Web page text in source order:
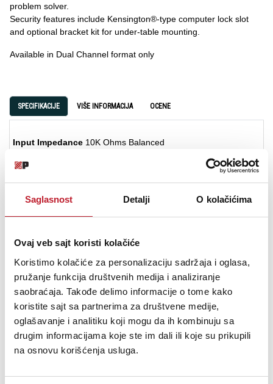
Saglasnost Detalji O kolačićima
Ovaj veb sajt koristi kolačiće
Koristimo kolačiće za personalizaciju sadržaja i oglasa,
pružanje funkcija društvenih medija i analiziranje
saobraćaja. Takođe delimo informacije o tome kako
koristite sajt sa partnerima za društvene medije,
oglašavanje i analitiku koji mogu da ih kombinuju sa
drugim informacijama koje ste im dali ili koje su prikupili
na osnovu korišćenja usluga.
problem solver.
Security features include Kensington®-type computer lock slot
and optional bracket kit for under-table mounting.
Available in Dual Channel format only
SPECIFIKACIJE VIŠE INFORMACIJA OCENE
Input Impedance 10K Ohms Balanced
Output Impedance
Input Connector
3 pin female XLR, wired Pin 1 Ground, Pin 2 + Hot, Pin 3 - Cold.
Chassis Ground connected to XLR Pin 1
Output ConnectorsDual stereo RCA connectors
Construction
audio transformer